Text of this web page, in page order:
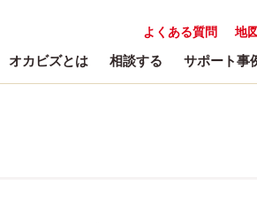
地
よくある質問
オカビズとは 相談する サポート事